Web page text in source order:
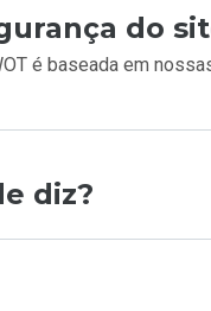
do
é baseada em
diz?